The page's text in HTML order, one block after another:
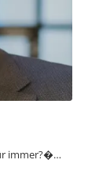
immer?�…